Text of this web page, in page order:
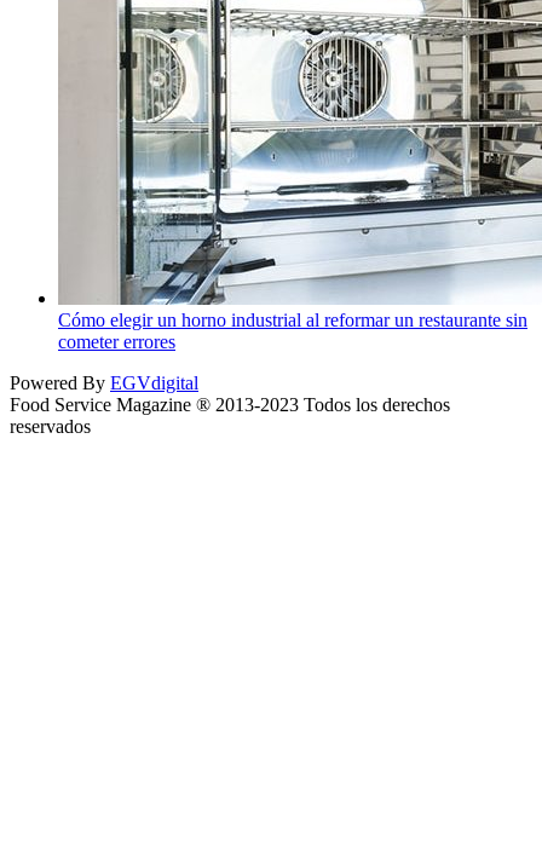
Cómo elegir un horno industrial al reformar un restaurante sin
cometer errores
Powered By EGVdigital
Food Service Magazine ® 2013-2023 Todos los derechos
reservados